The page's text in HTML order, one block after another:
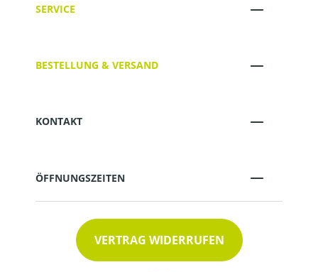
SERVICE
BESTELLUNG & VERSAND
KONTAKT
ÖFFNUNGSZEITEN
VERTRAG WIDERRUFEN